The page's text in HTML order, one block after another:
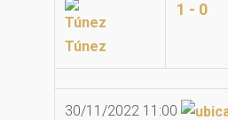
Túnez
1 - 0
30/11/2022 11:00